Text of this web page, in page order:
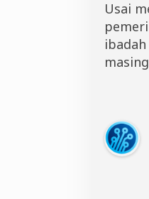
Usai